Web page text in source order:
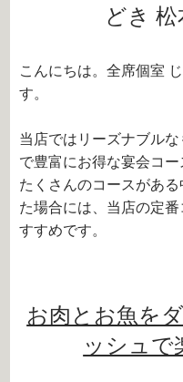
どき
こんにちは。全席個室
す。
当店ではリーズナブル
で豊富にお得な宴会コー
たくさんのコースがあ
た場合には、当店の定
すすめです。
お肉とお魚を
ッシュで